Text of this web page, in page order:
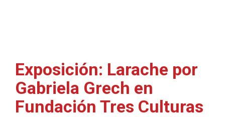
Exposición: Larache por
Gabriela Grech en
Fundación Tres Culturas